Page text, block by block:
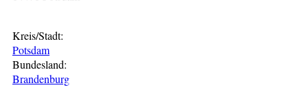
Kreis/Stadt:
Potsdam
Bundesland:
Brandenburg